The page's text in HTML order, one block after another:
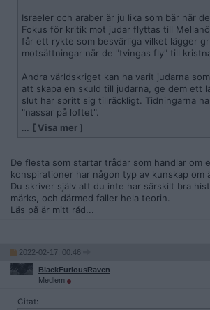
Israeler och araber är ju lika som bär när
Fokus för kritik mot judar flyttas till
får ett rykte som besvärliga vilket lägger
motsättningar när de "tvingas fly" till
Andra världskriget kan ha varit judarna
att skapa en skuld till judarna, ge dem ett
slut har spritt sig tillräckligt. Tidningarna
"nassar på loftet".
Ukraina handlar nu bara om att stoppa in
Krigen i Kongo är fejkade för att folk inte
sig i afrikanernas situation och ge dem
Apple skall kunna få råvaror till sina
Se hur det gick för Catalán och Sharp.
Om vi antar att båda sidor i krigen styrs av
hur långt tillbaka i historien måste man gå
varandra.
… [ Visa mer ]
De flesta som startar trådar som handlar om
konspirationer har någon typ av kunskap om
Du skriver själv att du inte har särskilt bra
märks, och därmed faller hela teorin.
Läs på är mitt råd...
2022-02-17, 00:46
BlackFuriousRaven
Medlem
Citat: